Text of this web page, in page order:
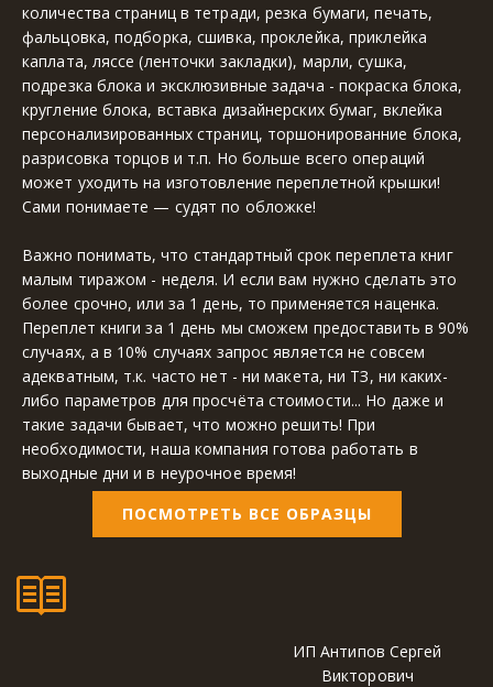
количества страниц в тетради, резка бумаги, печать,
фальцовка, подборка, сшивка, проклейка, приклейка
каплата, ляссе (ленточки закладки), марли, сушка,
подрезка блока и эксклюзивные задача - покраска блока,
кругление блока, вставка дизайнерских бумаг, вклейка
персонализированных страниц, торшонированние блока,
разрисовка торцов и т.п. Но больше всего операций
может уходить на изготовление переплетной крышки!
Сами понимаете — судят по обложке!
Важно понимать, что стандартный срок переплета книг
малым тиражом - неделя. И если вам нужно сделать это
более срочно, или за 1 день, то применяется наценка.
Переплет книги за 1 день мы сможем предоставить в 90%
случаях, а в 10% случаях запрос является не совсем
адекватным, т.к. часто нет - ни макета, ни ТЗ, ни каких-
либо параметров для просчёта стоимости... Но даже и
такие задачи бывает, что можно решить! При
необходимости, наша компания готова работать в
выходные дни и в неурочное время!
ПОСМОТРЕТЬ ВСЕ ОБРАЗЦЫ
ИП Антипов Сергей
Викторович